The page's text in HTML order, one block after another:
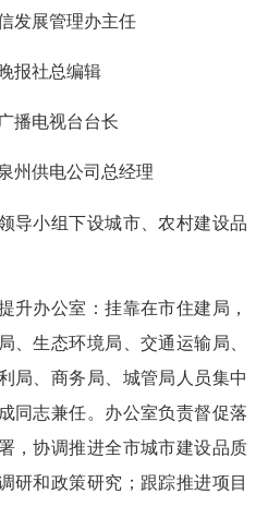
发展管理办主任
报社总编辑
播电视台台长
州供电公司总经理
导小组下设城市、农村建设品
升办公室：挂靠在市住建局，
、生态环境局、交通运输局、
局、商务局、城管局人员集中
同志兼任。办公室负责督促落
，协调推进全市城市建设品质
研和政策研究；跟踪推进项目